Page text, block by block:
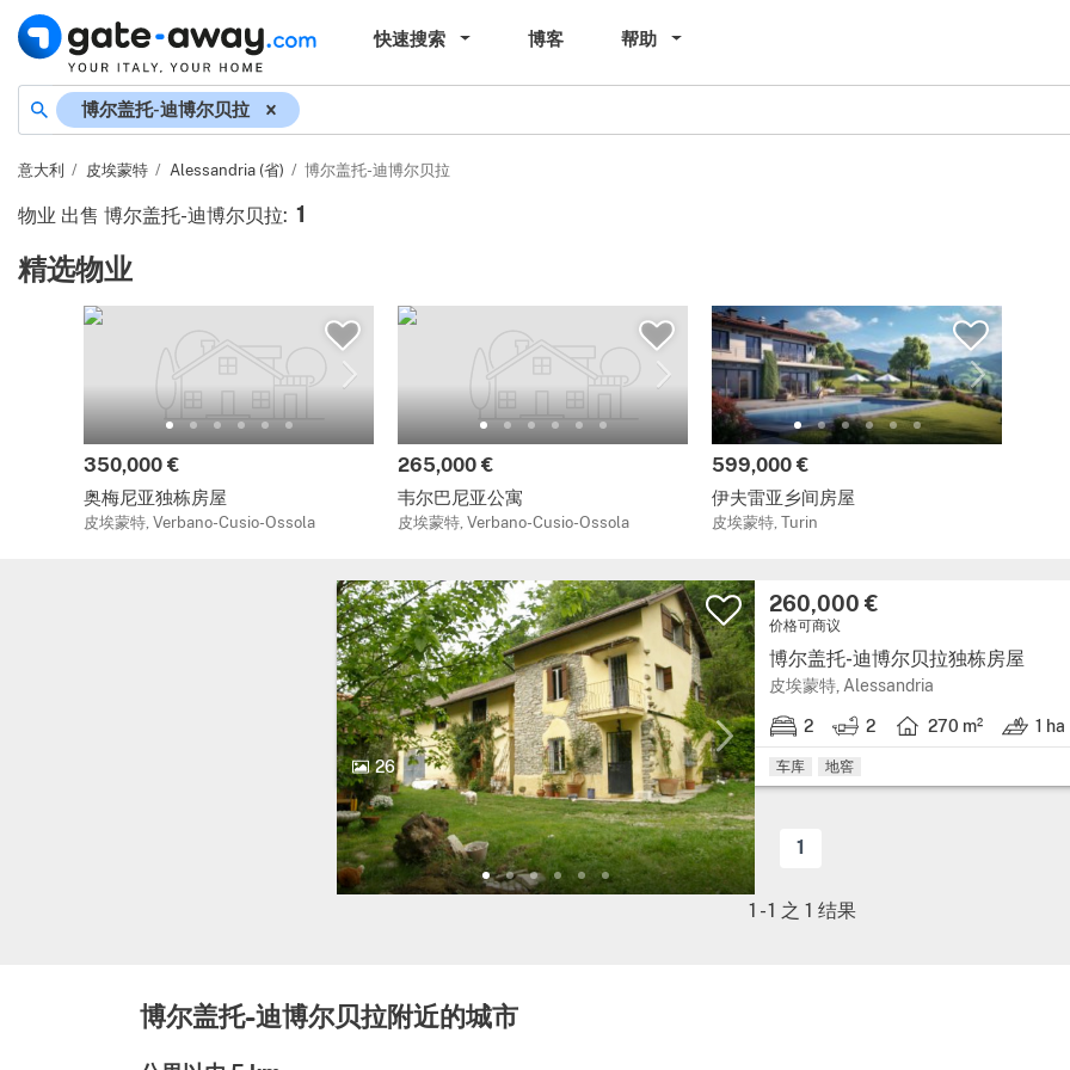
快速搜索 博客 帮助
博尔盖托-迪博尔贝拉
意大利 皮埃蒙特 Alessandria (省) 博尔盖托-迪博尔贝拉
物业 出售 博尔盖托-迪博尔贝拉: 1
精选物业
350,000 €
奥梅尼亚独栋房屋
皮埃蒙特, Verbano-Cusio-Ossola
265,000 €
韦尔巴尼亚公寓
皮埃蒙特, Verbano-Cusio-Ossola
599,000 €
伊夫雷亚乡间房屋
皮埃蒙特, Turin
26
260,000 €
价格可商议
博尔盖托-迪博尔贝拉独栋房屋
皮埃蒙特, Alessandria
2 2 270 m² 1 ha
车库 地窖
1
1 -1 之 1 结果
博尔盖托-迪博尔贝拉附近的城市